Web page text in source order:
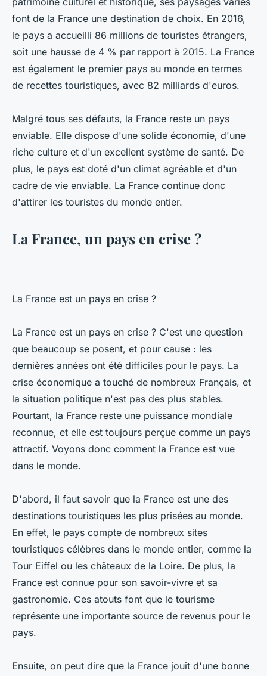
font de la France une destination de choix. En 2016,
le pays a accueilli 86 millions de touristes étrangers,
soit une hausse de 4 % par rapport à 2015. La France
est également le premier pays au monde en termes
de recettes touristiques, avec 82 milliards d'euros.
Malgré tous ses défauts, la France reste un pays
enviable. Elle dispose d'une solide économie, d'une
riche culture et d'un excellent système de santé. De
plus, le pays est doté d'un climat agréable et d'un
cadre de vie enviable. La France continue donc
d'attirer les touristes du monde entier.
La France, un pays en crise ?
La France est un pays en crise ?
La France est un pays en crise ? C'est une question
que beaucoup se posent, et pour cause : les
dernières années ont été difficiles pour le pays. La
crise économique a touché de nombreux Français, et
la situation politique n'est pas des plus stables.
Pourtant, la France reste une puissance mondiale
reconnue, et elle est toujours perçue comme un pays
attractif. Voyons donc comment la France est vue
dans le monde.
D'abord, il faut savoir que la France est une des
destinations touristiques les plus prisées au monde.
En effet, le pays compte de nombreux sites
touristiques célèbres dans le monde entier, comme la
Tour Eiffel ou les châteaux de la Loire. De plus, la
France est connue pour son savoir-vivre et sa
gastronomie. Ces atouts font que le tourisme
représente une importante source de revenus pour le
pays.
Ensuite, on peut dire que la France jouit d'une bonne